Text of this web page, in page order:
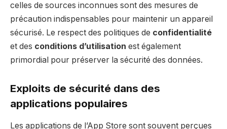
celles de sources inconnues sont des mesures de
précaution indispensables pour maintenir un appareil
sécurisé. Le respect des politiques de confidentialité
et des conditions d’utilisation est également
primordial pour préserver la sécurité des données.
Exploits de sécurité dans des
applications populaires
Les applications de l’App Store sont souvent perçues